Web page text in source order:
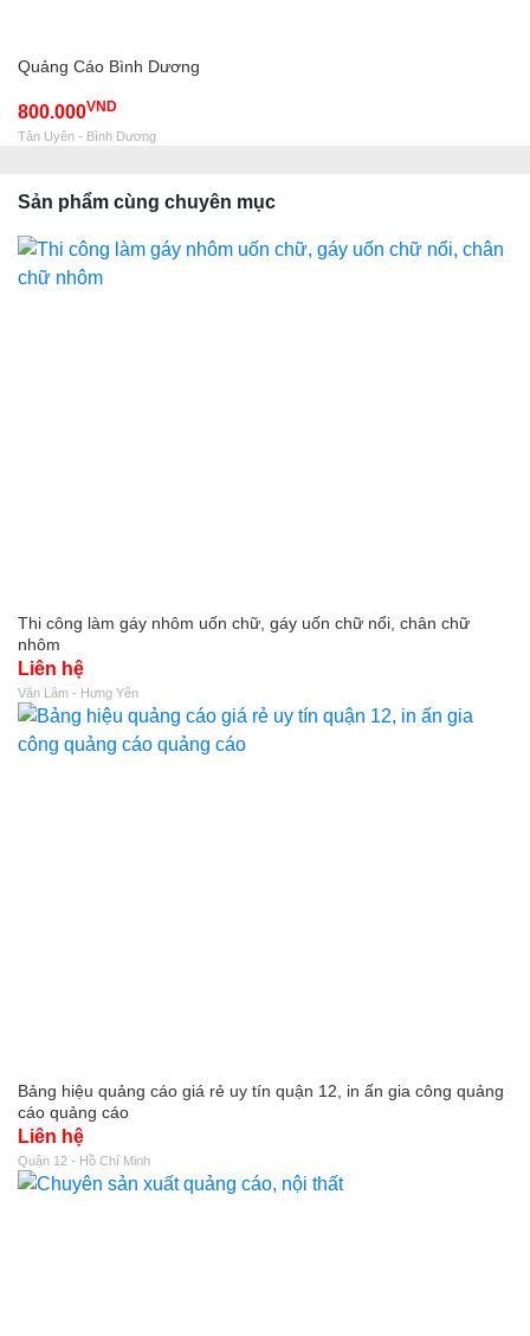
Quảng Cáo Bình Dương
800.000VND
Tân Uyên - Bình Dương
Sản phẩm cùng chuyên mục
Thi công làm gáy nhôm uốn chữ, gáy uốn chữ nổi, chân chữ
nhôm
Liên hệ
Văn Lâm - Hưng Yên
Bảng hiệu quảng cáo giá rẻ uy tín quận 12, in ấn gia công quảng
cáo quảng cáo
Liên hệ
Quận 12 - Hồ Chí Minh